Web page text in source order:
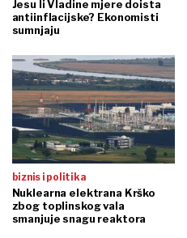
Jesu li Vladine mjere doista
antiinflacijske? Ekonomisti
sumnjaju
biznis i politika
Nuklearna elektrana Krško
zbog toplinskog vala
smanjuje snagu reaktora